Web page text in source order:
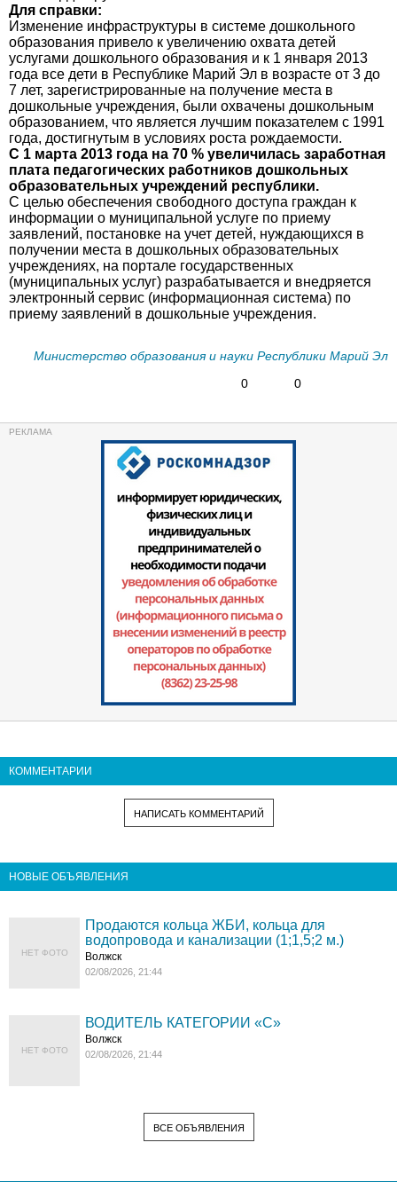
Для справки:
Изменение инфраструктуры в системе дошкольного
образования привело к увеличению охвата детей
услугами дошкольного образования и к 1 января 2013
года все дети в Республике Марий Эл в возрасте от 3 до
7 лет, зарегистрированные на получение места в
дошкольные учреждения, были охвачены дошкольным
образованием, что является лучшим показателем с 1991
года, достигнутым в условиях роста рождаемости.
С 1 марта 2013 года на 70 % увеличилась заработная
плата педагогических работников дошкольных
образовательных учреждений республики.
С целью обеспечения свободного доступа граждан к
информации о муниципальной услуге по приему
заявлений, постановке на учет детей, нуждающихся в
получении места в дошкольных образовательных
учреждениях, на портале государственных
(муниципальных услуг) разрабатывается и внедряется
электронный сервис (информационная система) по
приему заявлений в дошкольные учреждения.
Министерство образования и науки Республики Марий Эл
0
0
КОММЕНТАРИИ
НАПИСАТЬ КОММЕНТАРИЙ
НОВЫЕ ОБЪЯВЛЕНИЯ
НЕТ ФОТО
Продаются кольца ЖБИ, кольца для
водопровода и канализации (1;1,5;2 м.)
Волжск
02/08/2026, 21:44
НЕТ ФОТО
ВОДИТЕЛЬ КАТЕГОРИИ «C»
Волжск
02/08/2026, 21:44
ВСЕ ОБЪЯВЛЕНИЯ